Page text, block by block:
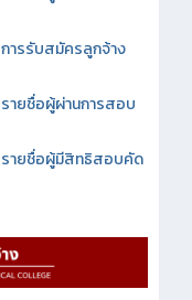
การรับสมัครลูกจ้าง
รายชื่อผู้ผ่านการสอบ
รายชื่อผู้มีสิทธิสอบคัด